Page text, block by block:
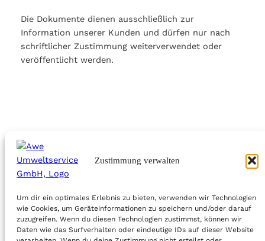
Zustimmung verwalten
Um dir ein optimales Erlebnis zu bieten, verwenden wir Technologien
wie Cookies, um Geräteinformationen zu speichern und/oder darauf
zuzugreifen. Wenn du diesen Technologien zustimmst, können wir
Daten wie das Surfverhalten oder eindeutige IDs auf dieser Website
Die Dokumente dienen ausschließlich zur
Information unserer Kunden und dürfen nur nach
schriftlicher Zustimmung weiterverwendet oder
veröffentlicht werden.
AWE Umweltservice GmbH Impressum
Cookie-Einstellungen ändern